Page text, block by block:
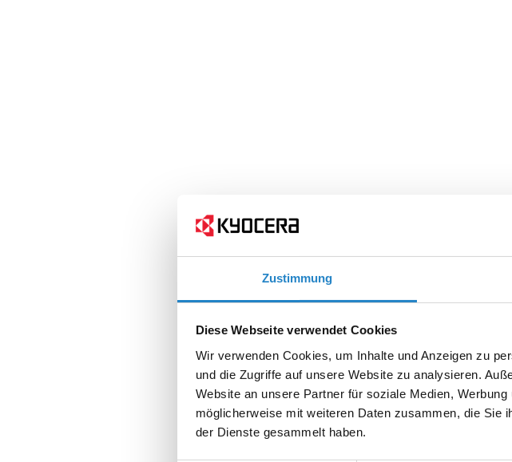
Zustimmung
Diese Webseite verwendet Cookies
Wir verwenden Cookies, um Inhalte und Anzeigen zu
und die Zugriffe auf unsere Website zu analysieren.
Website an unsere Partner für soziale Medien,
möglicherweise mit weiteren Daten zusammen, die Sie
der Dienste gesammelt haben.